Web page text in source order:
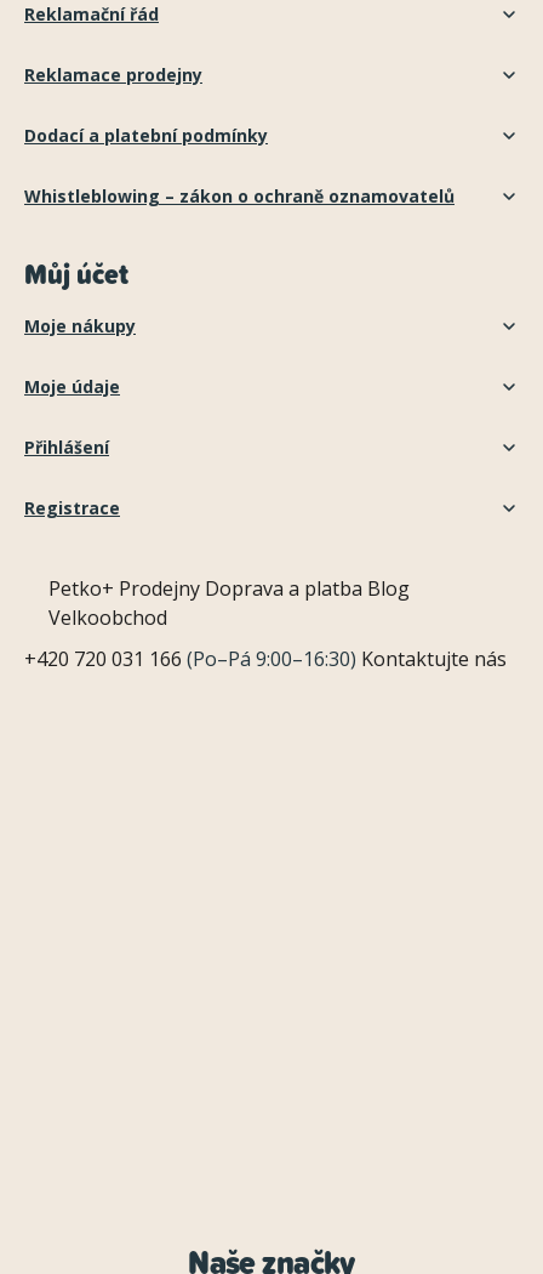
Reklamační řád
Reklamace prodejny
Dodací a platební podmínky
Whistleblowing – zákon o ochraně oznamovatelů
Můj účet
Moje nákupy
Moje údaje
Přihlášení
Registrace
Petko+ Prodejny Doprava a platba Blog
Velkoobchod
+420 720 031 166 (Po–Pá 9:00–16:30) Kontaktujte nás
Naše značky